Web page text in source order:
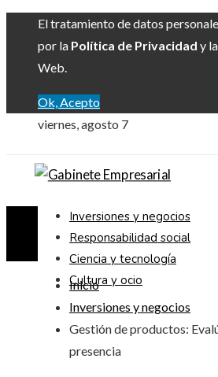
El tratamiento de datos
por la Política de Privacidad y la
Web.
Ok, Acepto
viernes, agosto 7
Inversiones y negocios
Responsabilidad social
Ciencia y tecnología
Cultura y ocio
Inicio
Inversiones y negocios
Gestión de productos:
presencia